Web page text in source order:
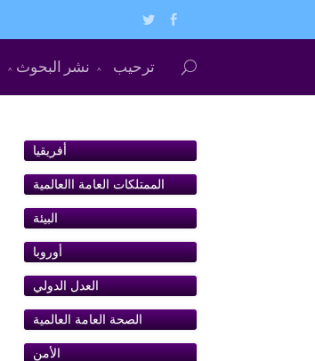
ترحيب نشر البحوث
أفريقيا
الممتلكات العامة اﺍلعالمية
البيئة
أوروبا
ﺍلعدل الدولي
الصحة العامة العالمية
الأمن